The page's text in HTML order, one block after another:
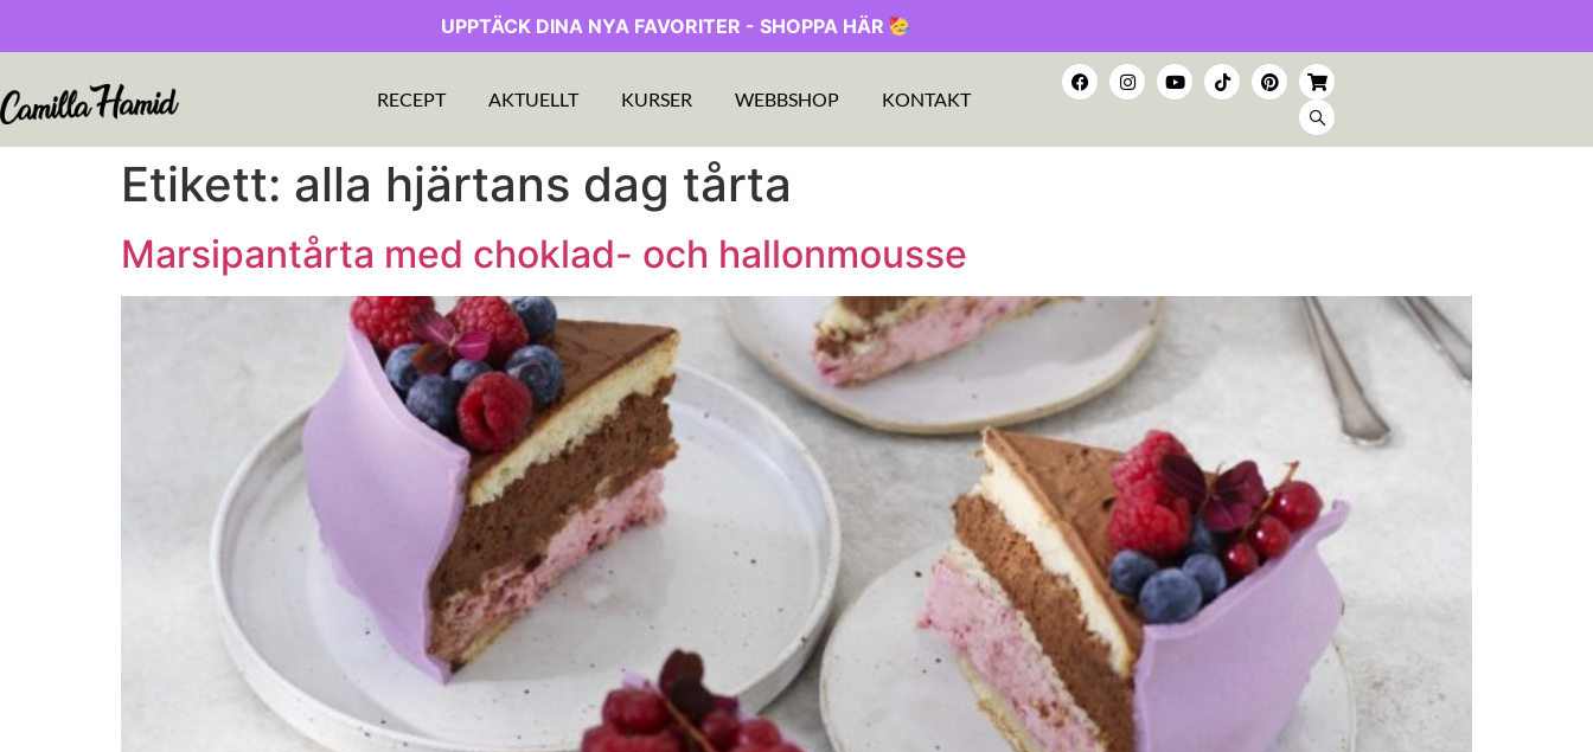
UPPTÄCK DINA NYA FAVORITER - SHOPPA HÄR
RECEPT AKTUELLT KURSER WEBBSHOP KONTAKT
Etikett: alla hjärtans dag tårta
Marsipantårta med choklad- och hallonmousse